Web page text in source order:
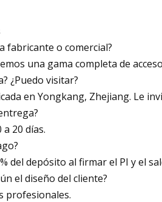
fabricante o comercial?
una gama completa de
¿Puedo visitar?
en Yongkang, Zhejiang. Le
20 días.
del depósito al firmar el PI y el
el diseño del cliente?
profesionales.